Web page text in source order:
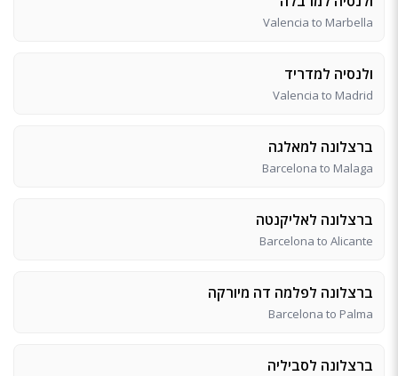
Valencia to Marbella
ולנסיה למדריד
Valencia to Madrid
ברצלונה למאלגה
Barcelona to Malaga
ברצלונה לאליקנטה
Barcelona to Alicante
ברצלונה לפלמה דה מיורקה
Barcelona to Palma
ברצלונה לסביליה